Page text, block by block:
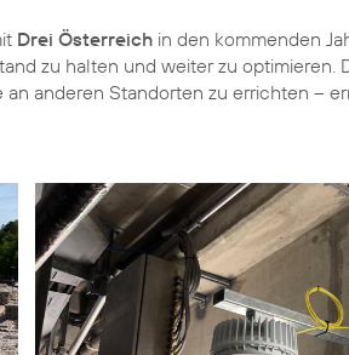
Drei Österreich in den kommenden
zu halten und weiter zu optimieren.
anderen Standorten zu errichten –